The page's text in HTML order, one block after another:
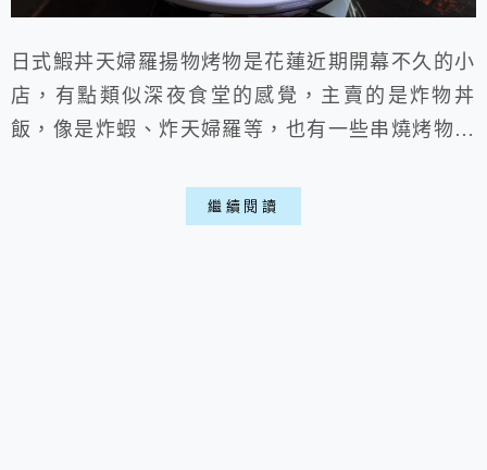
日式鰕丼天婦羅揚物烤物是花蓮近期開幕不久的小
店，有點類似深夜食堂的感覺，主賣的是炸物丼
飯，像是炸蝦、炸天婦羅等，也有一些串燒烤物，
順道吃個，算是不錯的花蓮炸物喵。
繼續閱讀